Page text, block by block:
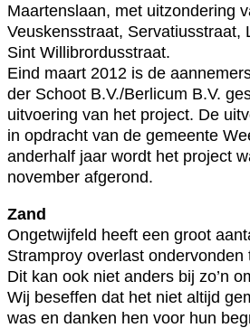
Maartenslaan, met uitzondering
Veuskensstraat, Servatiusstraat,
Sint Willibrordusstraat.
Eind maart 2012 is de
der Schoot B.V./Berlicum B.V.
uitvoering van het project. De
in opdracht van de gemeente
anderhalf jaar wordt het project
november afgerond.
Zand
Ongetwijfeld heeft een groot
Stramproy overlast
Dit kan ook niet anders bij zo’n
Wij beseffen dat het niet altijd
was en danken hen voor hun